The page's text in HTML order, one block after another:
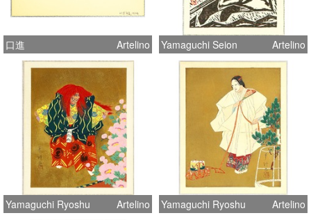
口進 Artelino Yamaguchi Seion Artelino
Yamaguchi Ryoshu Artelino Yamaguchi Ryoshu Artelino